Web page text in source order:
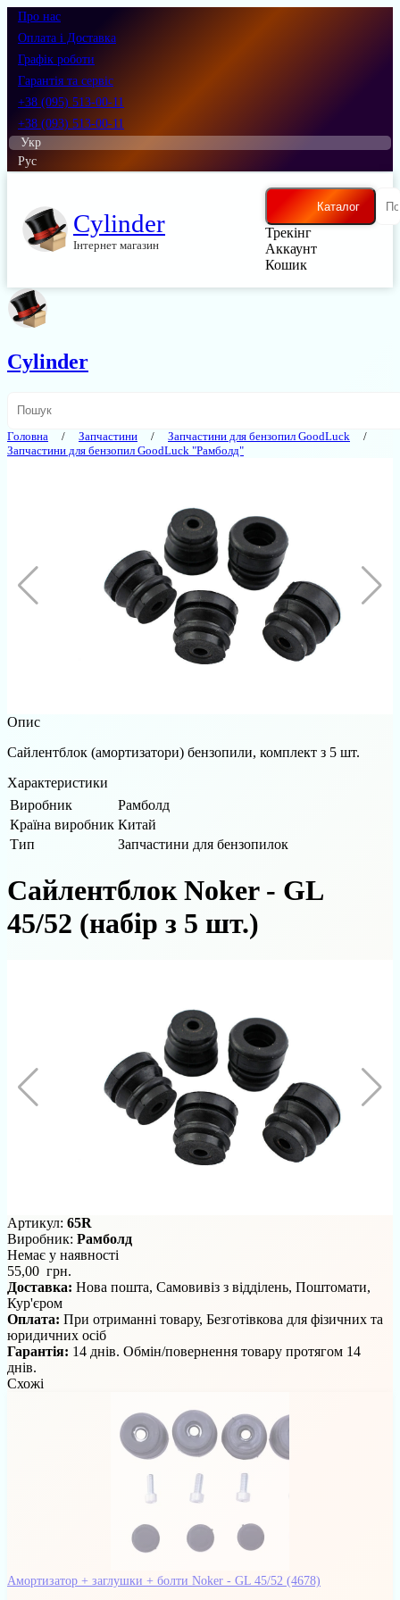
Про нас
Оплата і Доставка
Графік роботи
Гарантія та сервіс
+38 (095) 513-00-11
+38 (093) 513-00-11
Укр
Рус
Cylinder
Інтернет магазин
Каталог
Трекінг
Аккаунт
Кошик
Cylinder
Головна Запчастини
Запчастини для бензопил GoodLuck
Запчастини для бензопил GoodLuck "Рамболд"
Опис
Сайлентблок (амортизатори) бензопили, комплект з 5 шт.
Характеристики
Виробник
Рамболд
Країна виробник Китай
Тип
Запчастини для бензопилок
Сайлентблок Noker - GL
45/52 (набір з 5 шт.)
Артикул: 65R
Виробник: Рамболд
Немає у наявності
55,00 грн.
Доставка: Нова пошта, Самовивіз з відділень, Поштомати,
Кур'єром
Оплата: При отриманні товару, Безготівкова для фізичних та
юридичних осіб
Гарантія: 14 днів. Обмін/повернення товару протягом 14
днів.
Схожі
Амортизатор + заглушки + болти Noker - GL 45/52 (4678)